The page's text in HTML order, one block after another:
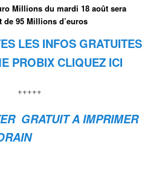
Millions du mardi 18 août sera
de 95 Millions d’euros
LES INFOS GRATUITES
PROBIX CLIQUEZ ICI
+++++
GRATUIT A IMPRIMER